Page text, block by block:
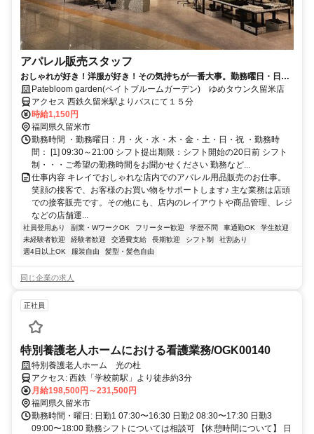
アパレル販売スタッフ
おしゃれが好き！洋服が好き！その気持ちが一番大事。勤務曜日・日数
の相談に乗ります♪
Patebloom garden(ペイトブルームガーデン) ゆめタウン久留米店
アクセス 西鉄久留米駅よりバスにて１５分
時給1,150円
福岡県久留米市
勤務時間 ・勤務曜日：月・火・水・木・金・土・日・祝 ・勤務時
間： [1] 09:30～21:00 シフト提出期限：シフト開始の20日前 シフト
制・・・ご希望の勤務時間をお聞かせください 勤務など...
仕事内容 キレイでおしゃれな店内でのアパレル用品販売のお仕事。
笑顔の接客で、お客様のお買い物をサポートします♪ 主な業務は店頭
での接客販売です。その他にも、店内のレイアウトや商品管理、レジ
などの店舗運...
社員登用あり 副業・WワークOK フリーター歓迎 学歴不問 車通勤OK
学生歓迎
未経験者歓迎
経験者歓迎 交通費支給 長期歓迎 シフト制
社割あり
週4日以上OK
服装自由 髪型・髪色自由
同じ企業の求人
正社員
特別養護老人ホームにおける看護業務/OGK00140
特別養護老人ホーム 光の杜
アクセス: 西鉄「学校前駅」より徒歩約3分
月給198,500円～231,500円
福岡県久留米市
勤務時間・曜日: 日勤1 07:30〜16:30 日勤2 08:30〜17:30 日勤3
09:00〜18:00 勤務シフトについては相談可 【休憩時間について】 日